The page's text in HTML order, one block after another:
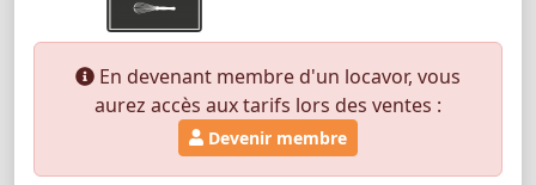
En devenant membre d'un locavor, vous
aurez accès aux tarifs lors des ventes :
Devenir membre